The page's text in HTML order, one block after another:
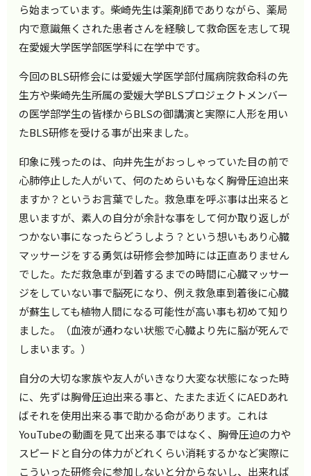
ら始まっています。柴崎先生は薬剤師でありながら、薬局
内で意識無くされた患者さんを経験して救命医を志して現
在愛媛大学医学部医学科に在学中です。
今回のBLS研修会には愛媛大学医学部付属病院救命科の先
生方や柴崎先生所属の愛媛大学BLSプロジェクトメンバー
の医学部学生の皆様からBLSの御講演と実際に人形を用い
たBLS研修を受ける事が出来ました。
印象に残ったのは、向井先生がおっしゃっていた目の前で
心肺停止した人がいて、何のためらいもなく胸骨圧迫出来
ますか？というお言葉でした。救急車を呼ぶ事は出来ると
思いますが、素人の自分が余計な事をして何か取り返しが
つかない事になったらどうしよう？という想いもあり心臓
マッサージをする勇気は研修会参加時には正直ありません
でした。ただ救急車が到着するまでの時間に心臓マッサー
ジをしていない事で脳死になり、例え救急車到着後に心臓
が蘇生しても植物人間になる可能性が高い事も初めて知り
ました。（血液が通わない状態で心臓より先に脳が死んで
しまいます。）
自分の大切な家族や友人がいきなり大変な状態になった時
に、先ずは胸骨圧迫出来る事と、たまたま近くにAEDあれ
ばそれを使用出来る事で助かる命があります。これは
YouTubeの動画を見て出来る事ではなく、胸骨圧迫の力や
スピードと自分の体力がどれくらい消耗するかなど実際に
こういった研修会に参加しないと分からないし、出来れば